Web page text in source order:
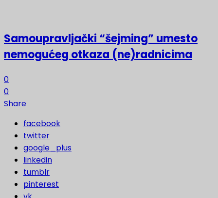
Samoupravljački “šejming” umesto
nemogućeg otkaza (ne)radnicima
0
0
Share
facebook
twitter
google_plus
linkedin
tumblr
pinterest